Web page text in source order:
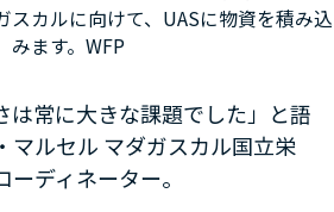
スカルに向けて、UASに物資を積み込
みます。WFP
は常に大きな課題でした」と語
マルセル マダガスカル国立栄
ディネーター。